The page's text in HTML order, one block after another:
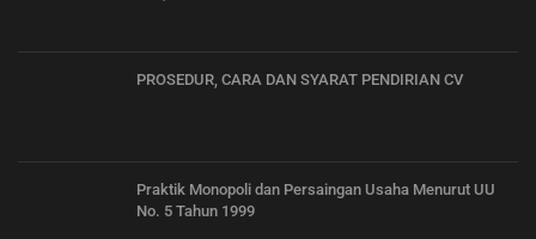
PROSEDUR, CARA DAN SYARAT PENDIRIAN CV
Praktik Monopoli dan Persaingan Usaha Menurut UU
No. 5 Tahun 1999